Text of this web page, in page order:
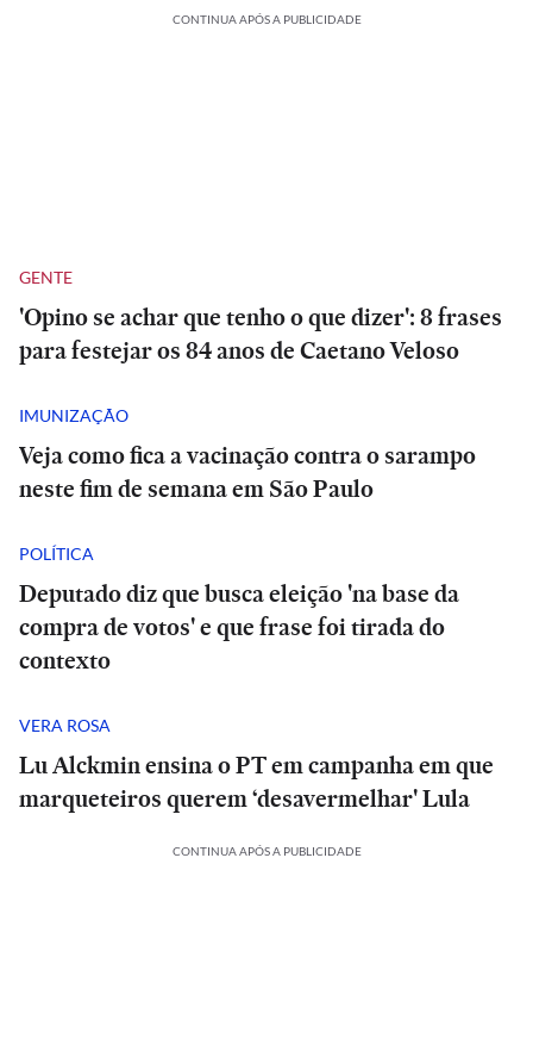
CONTINUA APÓS A PUBLICIDADE
GENTE
'Opino se achar que tenho o que dizer': 8 frases
para festejar os 84 anos de Caetano Veloso
IMUNIZAÇÃO
Veja como fica a vacinação contra o sarampo
neste fim de semana em São Paulo
POLÍTICA
Deputado diz que busca eleição 'na base da
compra de votos' e que frase foi tirada do
contexto
VERA ROSA
Lu Alckmin ensina o PT em campanha em que
marqueteiros querem ‘desavermelhar' Lula
CONTINUA APÓS A PUBLICIDADE